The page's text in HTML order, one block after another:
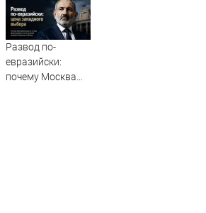
(ФОТО)
Развод по-
евразийски:
почему Москва